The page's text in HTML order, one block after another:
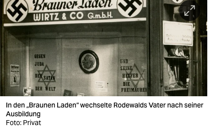
berlin
nord
wahrheit
verlag
verlag
veranstaltungen
In den „Braunen Laden“ wechselte Rodewalds Vater nach seiner
Ausbildung
Foto: Privat